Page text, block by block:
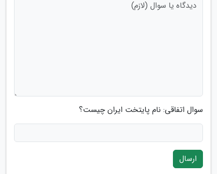
سوال اتفاقی: نام پایتخت ایران چیست؟
ارسال